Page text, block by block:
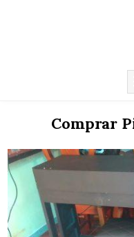
Comprar